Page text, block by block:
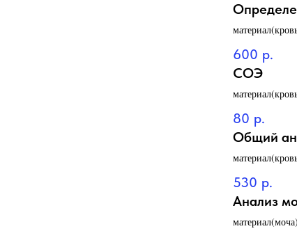
600 р.
СОЭ
80 р.
Общий
530 р.
Анализ